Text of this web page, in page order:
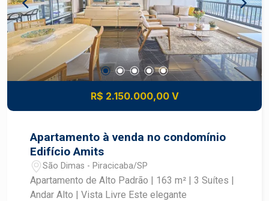
R$ 2.150.000,00 V
Apartamento à venda no condomínio
Edifício Amits
São Dimas - Piracicaba/SP
Apartamento de Alto Padrão | 163 m² | 3 Suítes |
Andar Alto | Vista Livre Este elegante